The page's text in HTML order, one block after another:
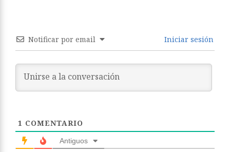
Notificar por email Iniciar sesión
1 COMENTARIO
Antiguos